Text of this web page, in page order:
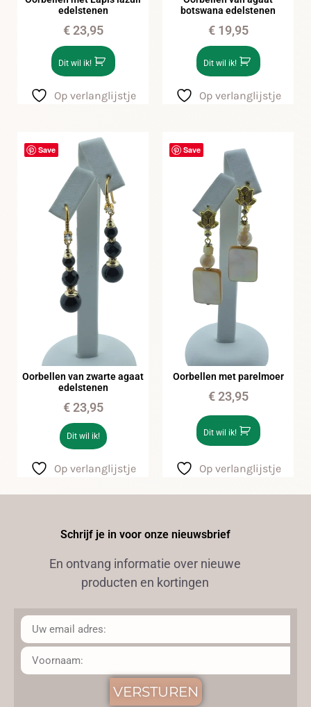
edelstenen
€23,95
Dit wil ik!
Op verlanglijstje
botswana edelstenen
€19,95
Dit wil ik!
Op verlanglijstje
Save
Oorbellen van zwarte agaat
edelstenen
€23,95
Dit wil ik!
Op verlanglijstje
Save
Oorbellen met parelmoer
€23,95
Dit wil ik!
Op verlanglijstje
Schrijf je in voor onze nieuwsbrief
En ontvang informatie over nieuwe
producten en kortingen
VERSTUREN